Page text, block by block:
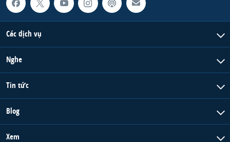
Các dịch vụ
Nghe
Tin tức
Blog
Xem